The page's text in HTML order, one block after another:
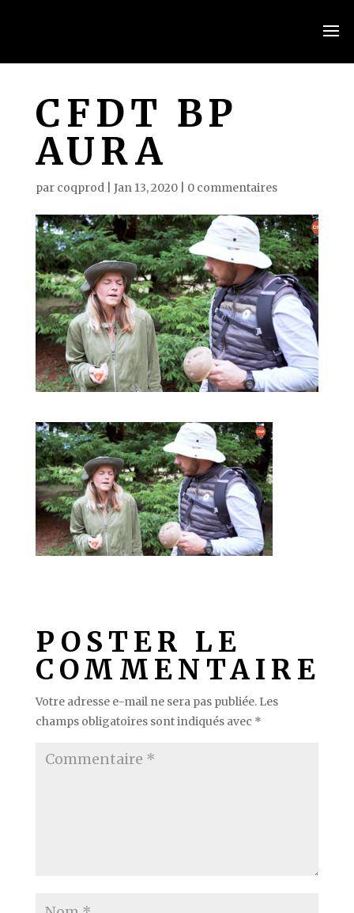
CFDT BP
AURA
par coqprod| Jan 13, 2020| 0 commentaires
POSTER LE
COMMENTAIRE
Votre adresse e-mail ne sera pas publiée. Les
champs obligatoires sont indiqués avec *